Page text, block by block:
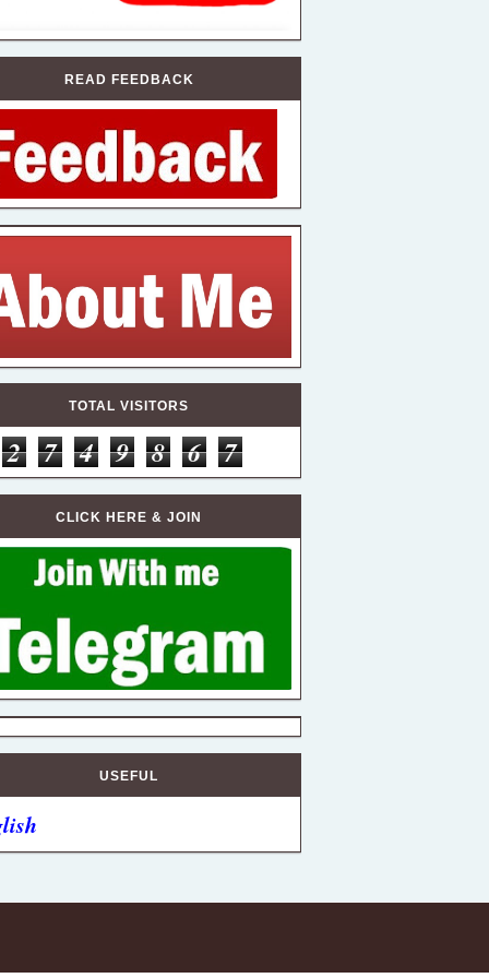
READ FEEDBACK
TOTAL VISITORS
2 7 4 9 8 6 7
CLICK HERE & JOIN
USEFUL